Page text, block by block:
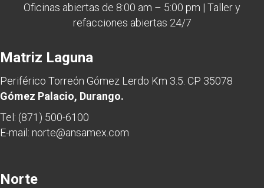
Oficinas abiertas de 8:00 am – 5:00 pm | Taller y
refacciones abiertas 24/7
Matriz Laguna
Periférico Torreón Gómez Lerdo Km 3.5. CP 35078
Gómez Palacio, Durango.
Tel: (871) 500-6100
E-mail: norte@ansamex.com
Norte